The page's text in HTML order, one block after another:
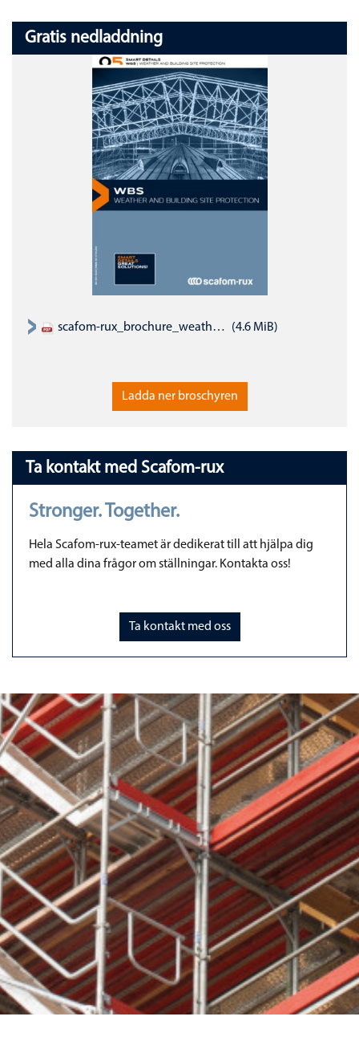
Gratis nedladdning
scafom-rux_brochure_weather-and-site-protection_EN.pdf (4.6 MiB)
Ladda ner broschyren
Ta kontakt med Scafom-rux
Stronger. Together.
Hela Scafom-rux-teamet är dedikerat till att hjälpa dig
med alla dina frågor om ställningar. Kontakta oss!
Ta kontakt med oss